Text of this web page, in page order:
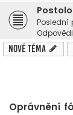
Poslední
Nové téma
Oprávnění